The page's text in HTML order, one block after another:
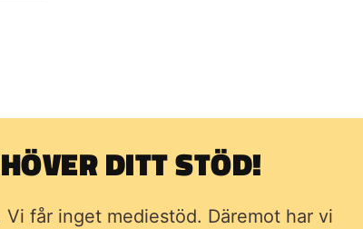
DITT STÖD!
får inget mediestöd. Däremot har vi